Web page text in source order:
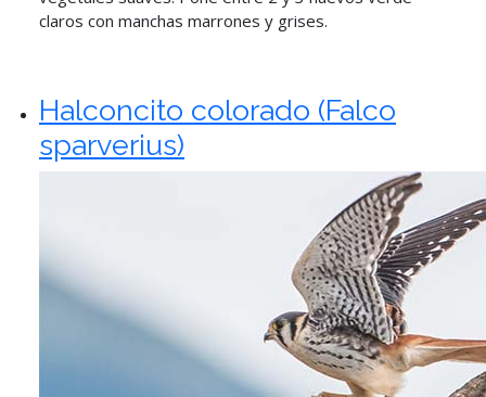
claros con manchas marrones y grises.
Halconcito colorado (Falco
sparverius)